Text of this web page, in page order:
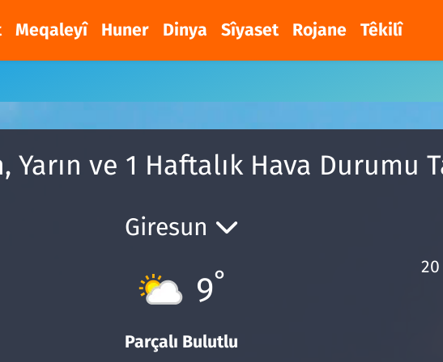
Meqaleyî Huner Dinya Sîyaset Rojane Têkilî
Yarın ve 1 Haftalık Hava Durumu
Giresun
9°
Parçalı Bulutlu